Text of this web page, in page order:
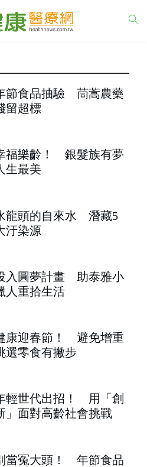
節食品抽驗 茼蒿農藥
留超標
福樂齡！ 銀髮族有夢
生最美
龍頭的自來水 潛藏5
汙染源
入圓夢計畫 助泰雅小
人重拾生活
康迎春節！ 避免增重
選零食有撇步
輕世代出招！ 用「創
」面對高齡社會挑戰
當冤大頭！ 年節食品